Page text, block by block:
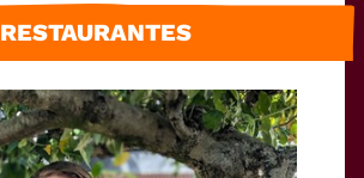
RESTAURANTES